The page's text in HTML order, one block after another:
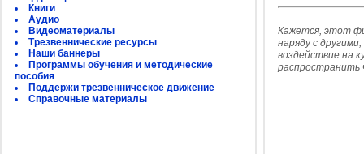
Книги
Аудио
Видеоматериалы
Трезвеннические ресурсы
Наши баннеры
Программы обучения и методические
пособия
Поддержи трезвенническое движение
Справочные материалы
Кажется, этот
наряду с
воздействие на
распространить